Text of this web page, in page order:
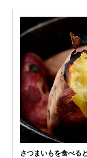
さつまいもを食べる